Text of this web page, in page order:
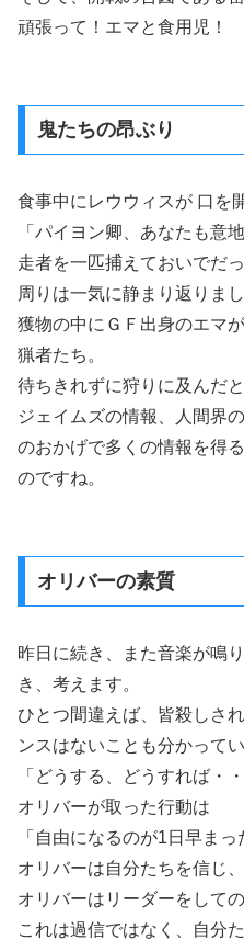
頑張って！エマと食用児！
鬼たちの昂ぶり
食事中にレウウィスが 口を
「パイヨン卿、あなたも意
走者を一匹捕えておいでだっ
周りは一気に静まり返りまし
獲物の中にＧＦ出身のエマ
猟者たち。
待ちきれずに狩りに及んだ
ジェイムズの情報、人間界
のおかげで多くの情報を得
のですね。
オリバーの素質
昨日に続き、また音楽が鳴
き、考えます。
ひとつ間違えば、皆殺しさ
ンスはないことも分かってい
「どうする、どうすれば・・
オリバーが取った行動は
「自由になるのが1日早ま
オリバーは自分たちを信じ
オリバーはリーダーをして
これは過信ではなく、自分